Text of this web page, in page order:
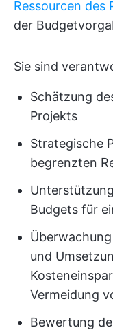
Ressourcen des
der
Sie sind
Schätzung
Projekts
Strategische
begrenzten
Budgets für
und
Vermeidung
Bewertung